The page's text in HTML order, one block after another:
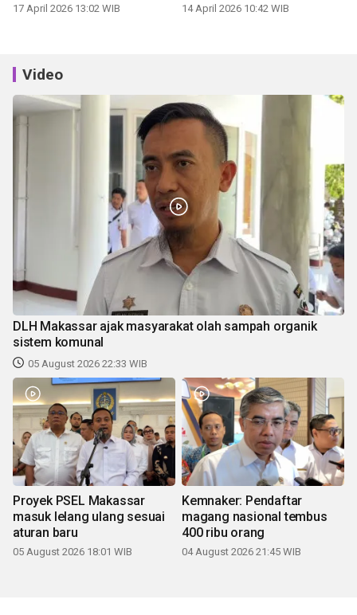
17 April 2026 13:02 WIB 14 April 2026 10:42 WIB
Video
DLH Makassar ajak masyarakat olah sampah organik
sistem komunal
05 August 2026 22:33 WIB
Proyek PSEL Makassar
masuk lelang ulang sesuai
aturan baru
05 August 2026 18:01 WIB
Kemnaker: Pendaftar
magang nasional tembus
400 ribu orang
04 August 2026 21:45 WIB